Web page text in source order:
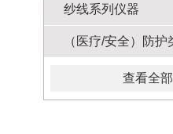
纱线系列仪器
查看全部